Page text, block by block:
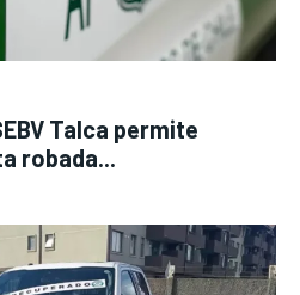
Talca permite
robada...